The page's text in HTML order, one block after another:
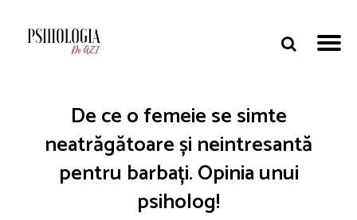
De ce o femeie se simte
neatrăgătoare și neintresantă
pentru barbați. Opinia unui
psiholog!